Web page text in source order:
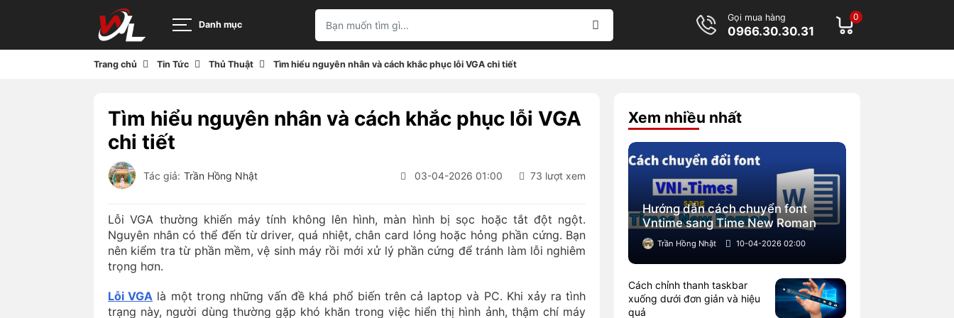
Danh mục
Gọi mua hàng
0966.30.30.31
0
Trang chủ Tin Tức Thủ Thuật Tìm hiểu nguyên nhân và cách khắc phục lỗi VGA chi tiết
Tìm hiểu nguyên nhân và cách khắc phục lỗi VGA
chi tiết
Tác giả: Trần Hồng Nhật 03-04-2026 01:00 73 lượt xem
Lỗi VGA thường khiến máy tính không lên hình, màn hình bị sọc hoặc tắt đột ngột.
Nguyên nhân có thể đến từ driver, quá nhiệt, chân card lỏng hoặc hỏng phần cứng. Bạn
nên kiểm tra từ phần mềm, vệ sinh máy rồi mới xử lý phần cứng để tránh làm lỗi nghiêm
trọng hơn.
Lỗi VGA là một trong những vấn đề khá phổ biến trên cả laptop và PC. Khi xảy ra tình
trạng này, người dùng thường gặp khó khăn trong việc hiển thị hình ảnh, thậm chí máy
Xem nhiều nhất
Hướng dẫn cách chuyển font
Vntime sang Time New Roman
Trần Hồng Nhật 10-04-2026 02:00
Cách chỉnh thanh taskbar
xuống dưới đơn giản và hiệu
quả